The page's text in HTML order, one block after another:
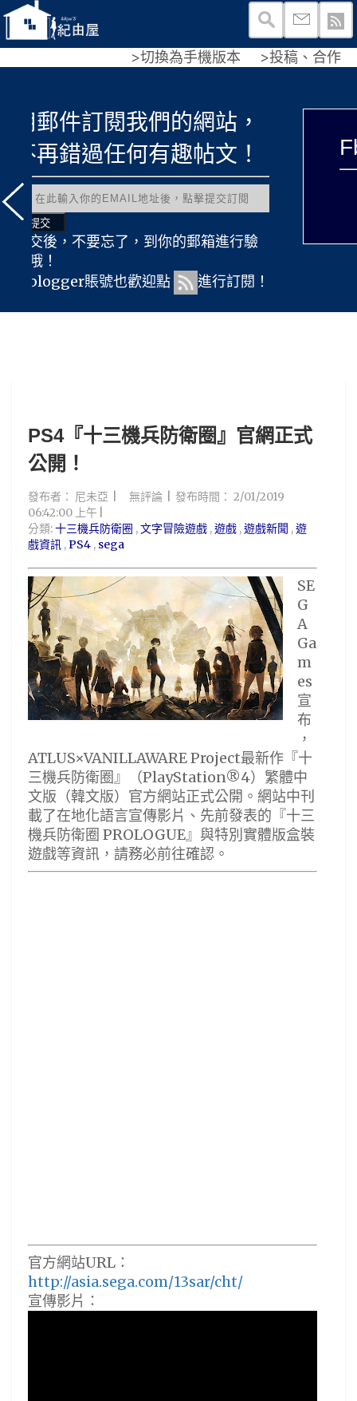
>切換為手機版本 >投稿、合作
PS4『十三機兵防衛圈』官網正式
公開！
發布者： 尼未亞 無評論 發布時間： 2/01/2019
06:42:00 上午
分類:十三機兵防衛圈 ,文字冒險遊戲 ,遊戲 ,遊戲新聞 ,遊
戲資訊 ,PS4 , sega
SE
G
A
Ga
m
es
宣
布
，
ATLUS×VANILLAWARE Project最新作『十
三機兵防衛圈』（PlayStation®4）繁體中
文版（韓文版）官方網站正式公開。網站中刊
載了在地化語言宣傳影片、先前發表的『十三
機兵防衛圈 PROLOGUE』與特別實體版盒裝
遊戲等資訊，請務必前往確認。
官方網站URL：
http://asia.sega.com/13sar/cht/
宣傳影片：